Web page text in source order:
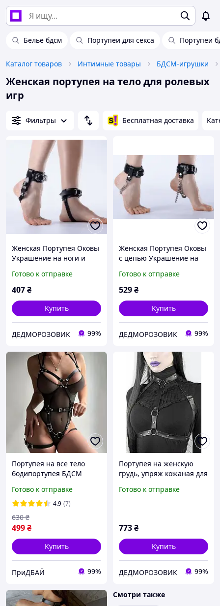
Белье бдсм Портупеи для секса Портупеи
Каталог товаров Интимные товары БДСМ-игрушки
Женская портупея на тело для ролевых
игр
Фильтры Бесплатная доставка
Женская Портупея Оковы
Украшение на ноги и
Все размеры
Готово к отправке
407₴
Купить
ДЕДМОРОЗОВИК 99%
Женская Портупея Оковы
с цепью Украшение на
игр. Все размеры
Готово к отправке
529₴
Купить
ДЕДМОРОЗОВИК 99%
Портупея на все тело
бодипортупея БДСМ
портупея бандажная
портупея для ролевых
игр черная
Готово к отправке
4.9 (7)
499₴
630 ₴
Купить
ПриДБАЙ 99%
Портупея на женскую
грудь, упряж кожаная для
Готово к отправке
773₴
Купить
ДЕДМОРОЗОВИК 99%
Смотри также